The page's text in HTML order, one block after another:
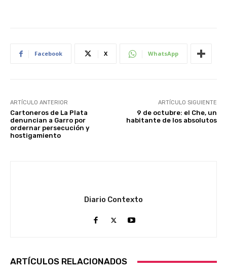
Facebook X WhatsApp
ARTÍCULO ANTERIOR
Cartoneros de La Plata
denuncian a Garro por
ordernar persecución y
hostigamiento
ARTÍCULO SIGUIENTE
9 de octubre: el Che, un
habitante de los absolutos
Diario Contexto
ARTÍCULOS RELACIONADOS